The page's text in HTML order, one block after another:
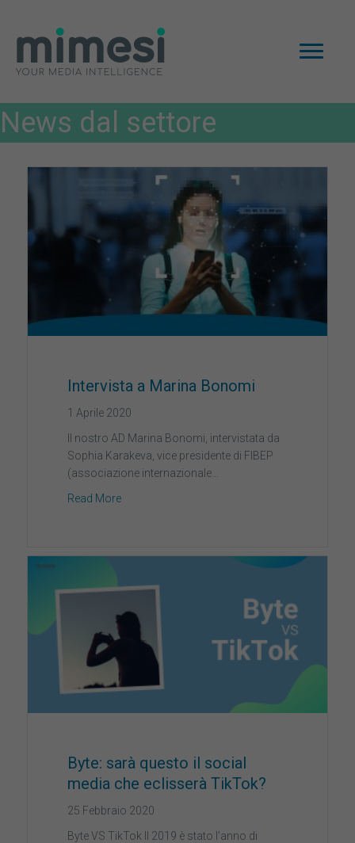
News dal settore
Intervista a Marina Bonomi
1 Aprile 2020
Il nostro AD Marina Bonomi, intervistata da
Sophia Karakeva, vice presidente di FIBEP
(associazione internazionale…
Read More
Byte: sarà questo il social
media che eclisserà TikTok?
25 Febbraio 2020
Byte VS TikTok Il 2019 è stato l’anno di